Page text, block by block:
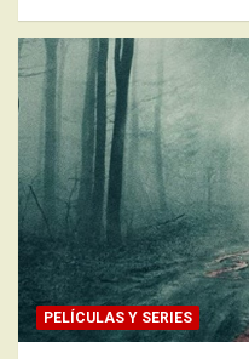
PELÍCULAS Y SERIES